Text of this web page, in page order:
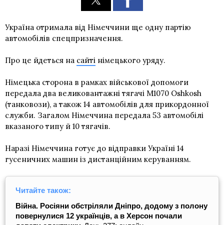
Україна отримала від Німеччини ще одну партію
автомобілів спецпризначення.
Про це йдеться на сайті німецького уряду.
Німецька сторона в рамках військової допомоги
передала два великовантажні тягачі M1070 Oshkosh
(танковози), а також 14 автомобілів для прикордонної
служби. Загалом Німеччина передала 53 автомобілі
вказаного типу й 10 тягачів.
Наразі Німеччина готує до відправки Україні 14
гусеничних машин із дистанційним керуванням.
Читайте також:
Війна. Росіяни обстріляли Дніпро, додому з полону
повернулися 12 українців, а в Херсон почали